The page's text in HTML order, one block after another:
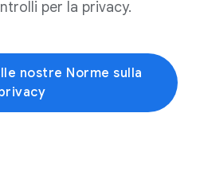
per la privacy.
nostre Norme sulla